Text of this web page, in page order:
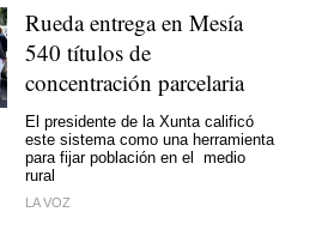
Rueda entrega en Mesía
540 títulos de
concentración parcelaria
El presidente de la Xunta calificó
este sistema como una herramienta
para fijar población en el medio
rural
LA VOZ